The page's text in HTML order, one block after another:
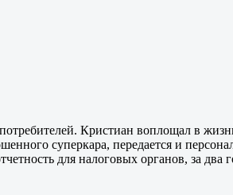
Кристиан воплощал в
суперкара, передается и
для налоговых органов, за